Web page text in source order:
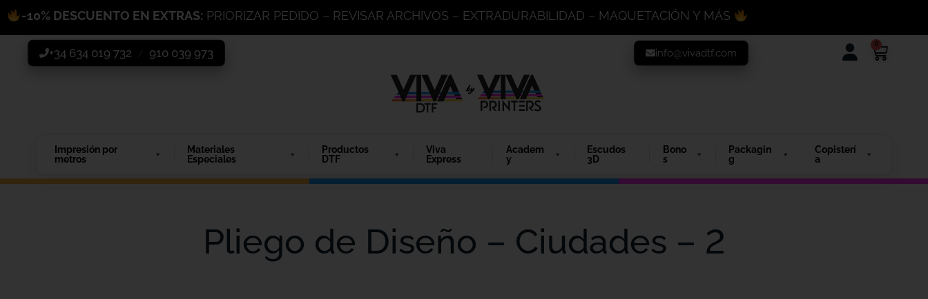
-10% DESCUENTO EN EXTRAS: PRIORIZAR PEDIDO – REVISAR ARCHIVOS – EXTRADURABILIDAD – MAQUETACIÓN Y MÁS
0
+34 634 019 732 910 039 973 info@vivadtf.com
Impresión por
metros
Materiales
Especiales
Productos
DTF
Viva
Express
Academ
y
Escudos
3D
Bono
s
Packagin
g
Copisterí
a
Pliego de Diseño – Ciudades – 2